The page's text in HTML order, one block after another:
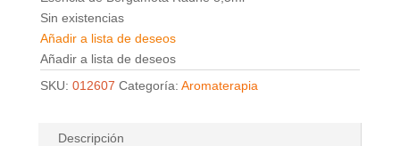
Sin existencias
Añadir a lista de deseos
Añadir a lista de deseos
SKU: 012607 Categoría: Aromaterapia
Descripción